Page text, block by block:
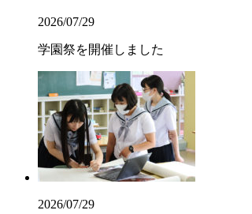
2026/07/29
学園祭を開催しました
2026/07/29